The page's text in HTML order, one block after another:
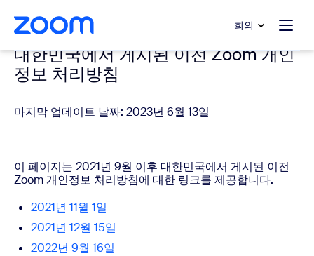
으로 건너뛰기
팅으로 건너뛰기 회의
대한민국에서 게시된 이전 Zoom 개인
정보 처리방침
마지막 업데이트 날짜: 2023년 6월 13일
이 페이지는 2021년 9월 이후 대한민국에서 게시된 이전
Zoom 개인정보 처리방침에 대한 링크를 제공합니다.
2021년 11월 1일
2021년 12월 15일
2022년 9월 16일